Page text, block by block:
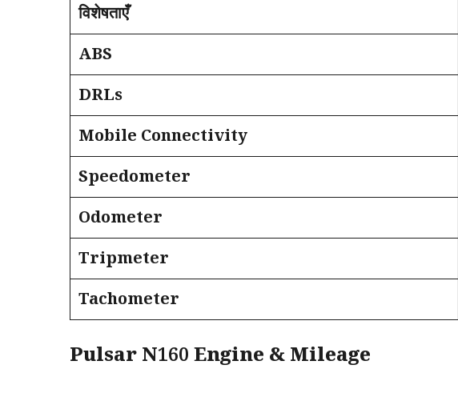
विशेषताएँ
ABS
DRLs
Mobile Connectivity
Speedometer
Odometer
Tripmeter
Tachometer
Pulsar N160 Engine & Mileage